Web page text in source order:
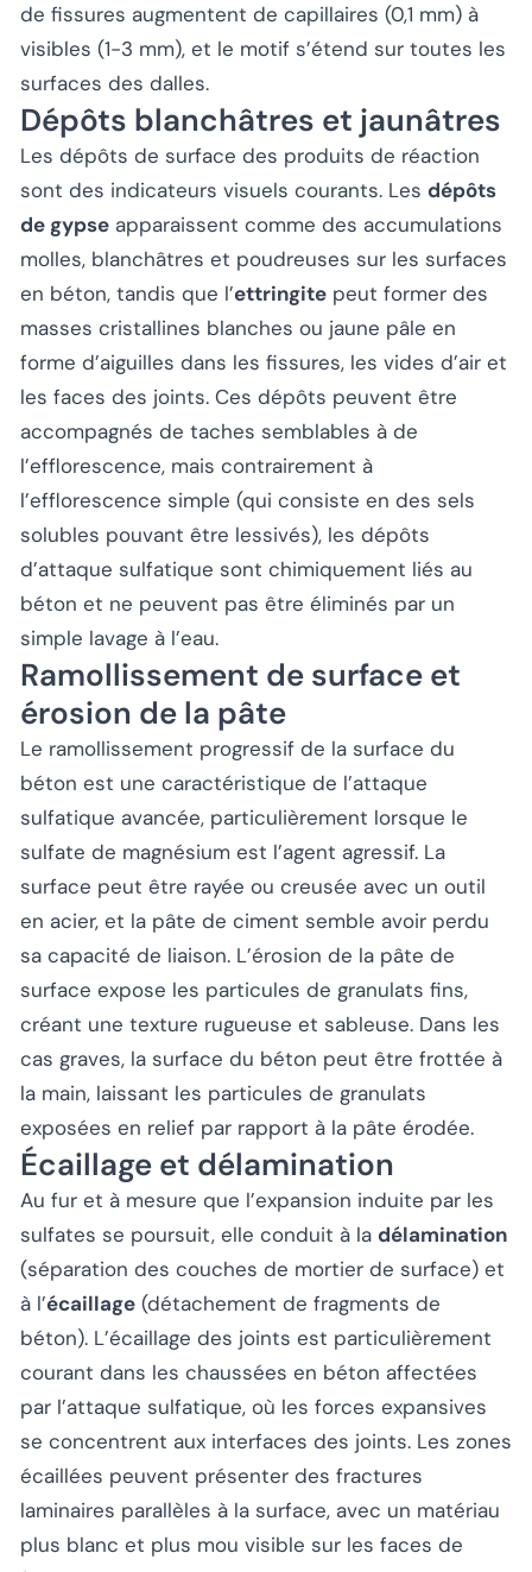
de fissures augmentent de capillaires (0,1 mm) à
visibles (1-3 mm), et le motif s’étend sur toutes les
surfaces des dalles.
Dépôts blanchâtres et jaunâtres
Les dépôts de surface des produits de réaction
sont des indicateurs visuels courants. Les dépôts
de gypse apparaissent comme des accumulations
molles, blanchâtres et poudreuses sur les surfaces
en béton, tandis que l’ettringite peut former des
masses cristallines blanches ou jaune pâle en
forme d’aiguilles dans les fissures, les vides d’air et
les faces des joints. Ces dépôts peuvent être
accompagnés de taches semblables à de
l’efflorescence, mais contrairement à
l’efflorescence simple (qui consiste en des sels
solubles pouvant être lessivés), les dépôts
d’attaque sulfatique sont chimiquement liés au
béton et ne peuvent pas être éliminés par un
simple lavage à l’eau.
Ramollissement de surface et
érosion de la pâte
Le ramollissement progressif de la surface du
béton est une caractéristique de l’attaque
sulfatique avancée, particulièrement lorsque le
sulfate de magnésium est l’agent agressif. La
surface peut être rayée ou creusée avec un outil
en acier, et la pâte de ciment semble avoir perdu
sa capacité de liaison. L’érosion de la pâte de
surface expose les particules de granulats fins,
créant une texture rugueuse et sableuse. Dans les
cas graves, la surface du béton peut être frottée à
la main, laissant les particules de granulats
exposées en relief par rapport à la pâte érodée.
Écaillage et délamination
Au fur et à mesure que l’expansion induite par les
sulfates se poursuit, elle conduit à la délamination
(séparation des couches de mortier de surface) et
à l’écaillage (détachement de fragments de
béton). L’écaillage des joints est particulièrement
courant dans les chaussées en béton affectées
par l’attaque sulfatique, où les forces expansives
se concentrent aux interfaces des joints. Les zones
écaillées peuvent présenter des fractures
laminaires parallèles à la surface, avec un matériau
plus blanc et plus mou visible sur les faces de